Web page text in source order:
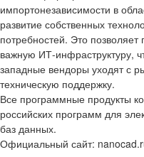
импортонезависимости в
развитие собственных
потребностей. Это позволяет
важную ИТ-инфраструктуру,
западные вендоры уходят с
техническую поддержку.
Все программные продукты
российских программ для
баз данных.
Официальный сайт: